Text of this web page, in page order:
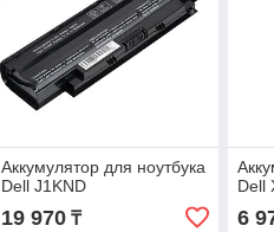
Аккумулятор для ноутбука
Dell J1KND
19 970₸
Dell
6